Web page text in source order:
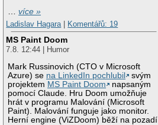
…více »
Ladislav Hagara| Komentářů: 19
MS Paint Doom
7.8. 12:44 | Humor
Mark Russinovich (CTO v Microsoft
Azure) se na LinkedIn pochlubil
svým
projektem MS Paint Doom
napsaným
pomocí Claude. Hru Doom umožňuje
hrát v programu Malování (Microsoft
Paint). Malování funguje jako monitor.
Herní engine (ViZDoom) běží na pozadí